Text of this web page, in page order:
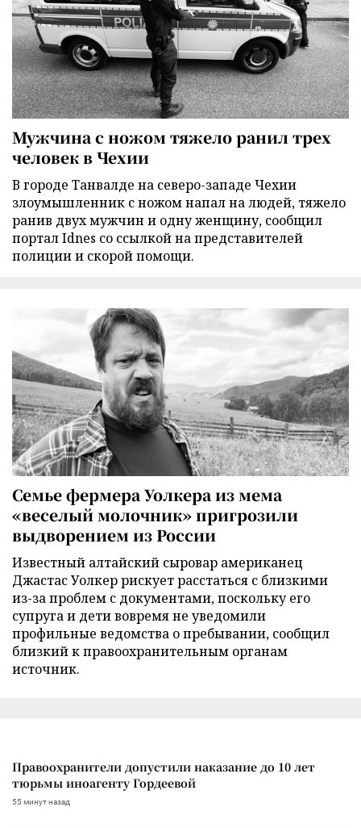
Мужчина с ножом тяжело ранил трех
человек в Чехии
В городе Танвалде на северо-западе Чехии
злоумышленник с ножом напал на людей, тяжело
ранив двух мужчин и одну женщину, сообщил
портал Idnes со ссылкой на представителей
полиции и скорой помощи.
Семье фермера Уолкера из мема
«веселый молочник» пригрозили
выдворением из России
Известный алтайский сыровар американец
Джастас Уолкер рискует расстаться с близкими
из-за проблем с документами, поскольку его
супруга и дети вовремя не уведомили
профильные ведомства о пребывании, сообщил
близкий к правоохранительным органам
источник.
Правоохранители допустили наказание до 10 лет
тюрьмы иноагенту Гордеевой
55 минут назад